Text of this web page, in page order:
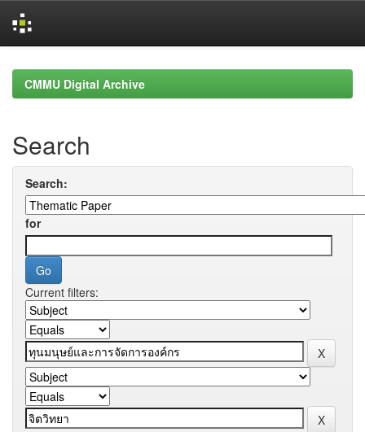
navigationCMMU Digital Archive
Search
Search:
for
Current filters: